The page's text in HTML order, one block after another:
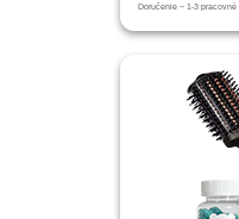
Doručenie ~ 1-3 pracovné